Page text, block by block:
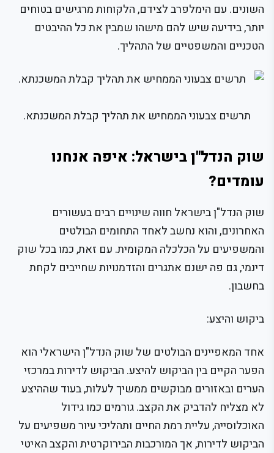
השונים. עם הימלפרב לצידם, הלקוחות מרגישים בטוחים
יותר, בידיעה שיש להם מישהו שמבין את כל ההיבטים
הטכניים והמשפטיים של התהליך.
תרשים צבעוני הממחיש את תהליך קבלת המשכנתא.
שוק הנדל"ן בישראל: איפה אנחנו
עומדים?
שוק הנדל"ן בישראל חווה שינויים רבים בעשורים
האחרונים, והוא נחשב לאחד התחומים הבולטים
והמשפיעים על הכלכלה המקומית. עם זאת, כמו בכל שוק
דינמי, גם פה ישנם אתגרים והזדמנויות שחייבים לקחת
בחשבון.
ביקוש והיצע:
אחד המאפיינים הבולטים של שוק הנדל"ן הישראלי הוא
הפער הקיים בין הביקוש להיצע. הביקוש לדירות במרכזי
הערים ובאזורים מבוקשים ממשיך לעלות, בעוד שההיצע
לא מצליח להדביק את הקצב. גורמים כמו גידול
האוכלוסייה, עליית רמת החיים ותהליכי עיור משפיעים על
הביקוש לדירות, אך המורכבות הבירוקרטית והקצב האיטי